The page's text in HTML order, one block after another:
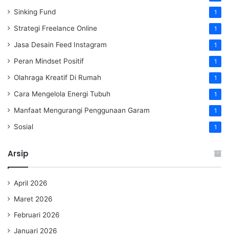
Sinking Fund 1
Strategi Freelance Online 1
Jasa Desain Feed Instagram 1
Peran Mindset Positif 1
Olahraga Kreatif Di Rumah 1
Cara Mengelola Energi Tubuh 1
Manfaat Mengurangi Penggunaan Garam 1
Sosial 1
Arsip
April 2026
Maret 2026
Februari 2026
Januari 2026